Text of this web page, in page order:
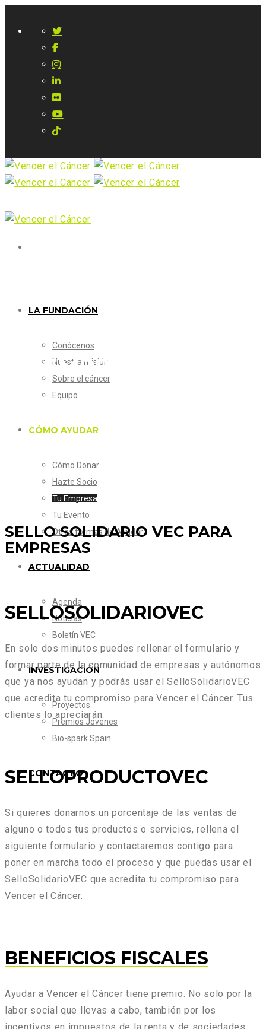
LA FUNDACIÓN
Conócenos
Nuestra misión
Sobre el cáncer
Equipo
CÓMO AYUDAR
Cómo Donar
Hazte Socio
Tu Empresa
Tu Evento
Otras formas de Ayudar
ACTUALIDAD
Agenda
Noticias
Boletín VEC
INVESTIGACIÓN
Proyectos
Premios Jóvenes
Bio-spark Spain
CONTACTO
TU EMPRESA
SELLO SOLIDARIO VEC PARA
EMPRESAS
SELLOSOLIDARIOVEC
En solo dos minutos puedes rellenar el formulario y
formar parte de la comunidad de empresas y autónomos
que ya nos ayudan y podrás usar el SelloSolidarioVEC
que acredita tu compromiso para Vencer el Cáncer. Tus
clientes lo apreciarán.
SELLOPRODUCTOVEC
Si quieres donarnos un porcentaje de las ventas de
alguno o todos tus productos o servicios, rellena el
siguiente formulario y contactaremos contigo para
poner en marcha todo el proceso y que puedas usar el
SelloSolidarioVEC que acredita tu compromiso para
Vencer el Cáncer.
BENEFICIOS FISCALES
Ayudar a Vencer el Cáncer tiene premio. No solo por la
labor social que llevas a cabo, también por los